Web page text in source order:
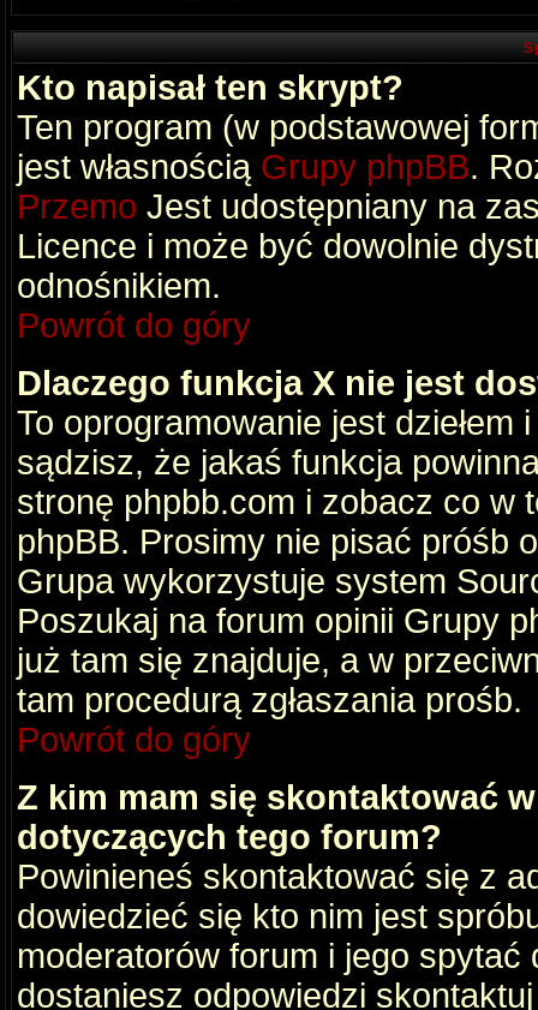
Kto napisał ten skrypt?
Ten program (w podstawowej
jest własnością Grupy phpBB.
Przemo Jest udostępniany na
Licence i może być dowolnie
odnośnikiem.
Powrót do góry
Dlaczego funkcja X nie jest
To oprogramowanie jest dziełem
sądzisz, że jakaś funkcja
stronę phpbb.com i zobacz co w
phpBB. Prosimy nie pisać próśb
Grupa wykorzystuje system
Poszukaj na forum opinii Grupy
już tam się znajduje, a w
tam procedurą zgłaszania prośb.
Powrót do góry
Z kim mam się skontaktować
dotyczących tego forum?
Powinieneś skontaktować się z
dowiedzieć się kto nim jest
moderatorów forum i jego
dostaniesz odpowiedzi